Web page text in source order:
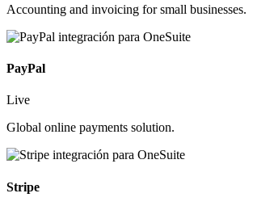
Accounting and invoicing for small businesses.
PayPal
Live
Global online payments solution.
Stripe